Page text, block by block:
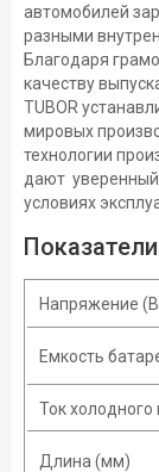
автомобилей
разными
Благодаря
качеству
TUBOR
мировых
технологии
дают
условиях
Напряжение
Емкость
Ток холодного
Длина (мм)